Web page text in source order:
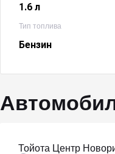
1.6 л
Тип топлива
Бензин
Тойота Центр